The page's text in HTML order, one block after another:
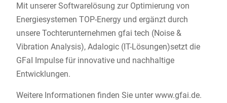
Mit unserer Softwarelösung zur Optimierung von
Energiesystemen TOP-Energy und ergänzt durch
unsere Tochterunternehmen gfai tech (Noise &
Vibration Analysis), Adalogic (IT-Lösungen)setzt die
GFaI Impulse für innovative und nachhaltige
Entwicklungen.
Weitere Informationen finden Sie unter www.gfai.de.